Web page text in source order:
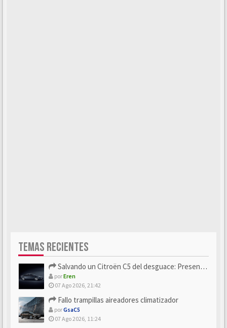
TEMAS RECIENTES
Salvando un Citroën C5 del desguace: Presentación y seguimiento
porEren
07 Ago 2026, 21:42
Fallo trampillas aireadores climatizador
porGsaC5
07 Ago 2026, 11:24